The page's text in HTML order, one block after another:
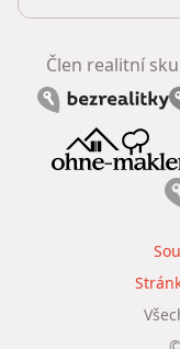
Člen realitní